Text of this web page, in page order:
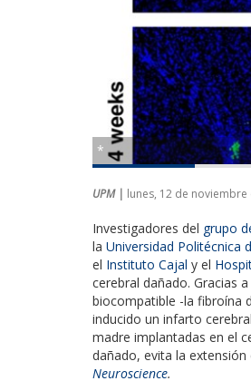
*
UPM | lunes, 12 de noviembre
Investigadores del grupo
la Universidad Politécnica
el Instituto Cajal y el
cerebral dañado. Gracias
biocompatible -la fibroína
inducido un infarto
madre implantadas en el
dañado, evita la
Neuroscience.